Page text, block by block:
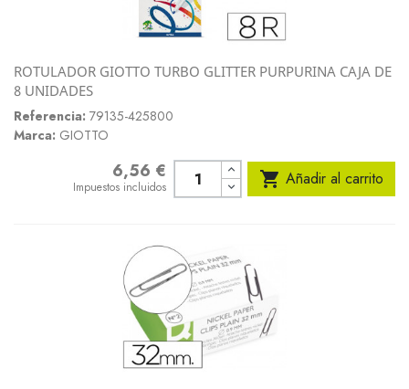
ROTULADOR GIOTTO TURBO GLITTER PURPURINA CAJA DE
8 UNIDADES
Referencia: 79135-425800
Marca: GIOTTO
6,56 €
Impuestos incluidos  Añadir al carrito